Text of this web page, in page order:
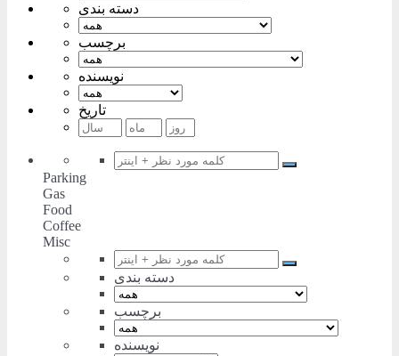
دسته بندی
برچسب
نویسنده
تاریخ
Parking
Gas
Food
Coffee
Misc
دسته بندی
برچسب
نویسنده